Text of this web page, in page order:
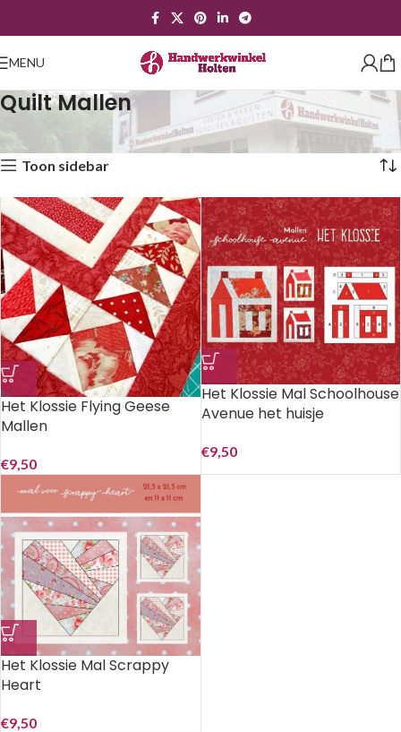
MENU
Quilt Mallen
Quilt Mallen Toont alle 3 resultaten
Toon sidebar
Het Klossie Flying Geese
Mallen
€9,50
Het Klossie Mal Schoolhouse
Avenue het huisje
€9,50
Het Klossie Mal Scrappy
Heart
€9,50